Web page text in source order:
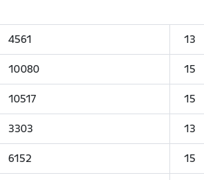
4561 13
10080 15
10517 15
3303 13
6152 15